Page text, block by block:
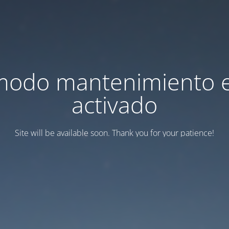
mantenimiento
activado
Site will be available soon. Thank you for your patience!